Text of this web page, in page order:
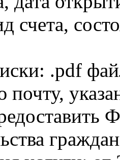
счета,
.pdf
почту,